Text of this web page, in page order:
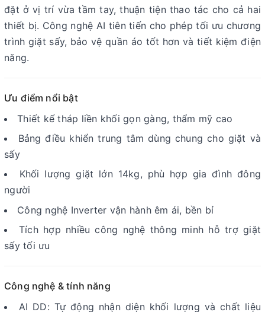
đặt ở vị trí vừa tầm tay, thuận tiện thao tác cho cả hai
thiết bị. Công nghệ AI tiên tiến cho phép tối ưu chương
trình giặt sấy, bảo vệ quần áo tốt hơn và tiết kiệm điện
năng.
Ưu điểm nổi bật
Thiết kế tháp liền khối gọn gàng, thẩm mỹ cao
Bảng điều khiển trung tâm dùng chung cho giặt và
sấy
Khối lượng giặt lớn 14kg, phù hợp gia đình đông
người
Công nghệ Inverter vận hành êm ái, bền bỉ
Tích hợp nhiều công nghệ thông minh hỗ trợ giặt
sấy tối ưu
Công nghệ & tính năng
AI DD: Tự động nhận diện khối lượng và chất liệu